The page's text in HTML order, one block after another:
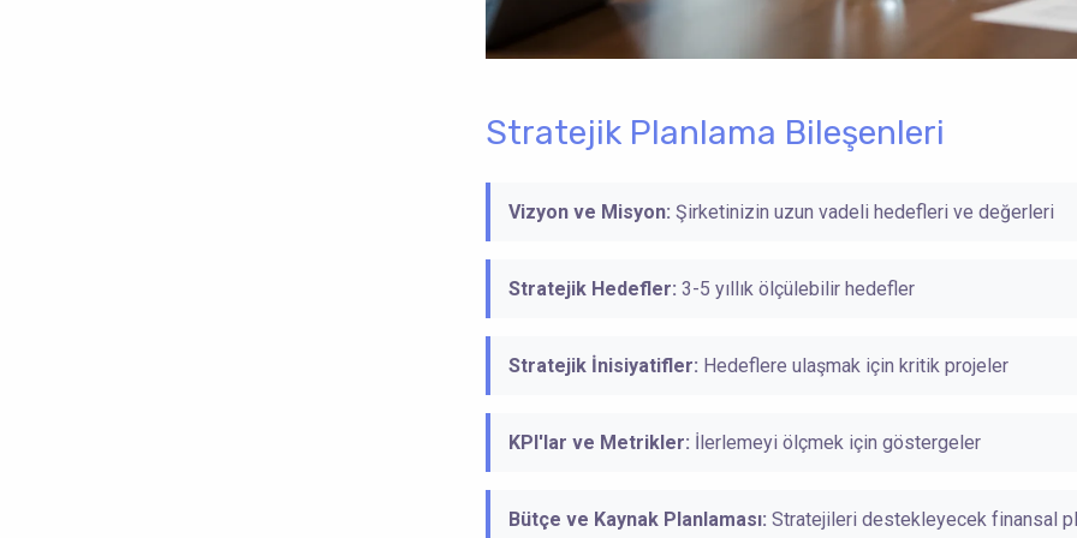
Stratejik Planlama Bileşenleri
Vizyon ve Misyon: Şirketinizin uzun vadeli hedefleri ve değerleri
Stratejik Hedefler: 3-5 yıllık ölçülebilir hedefler
Stratejik İnisiyatifler: Hedeflere ulaşmak için kritik projeler
KPI'lar ve Metrikler: İlerlemeyi ölçmek için göstergeler
Bütçe ve Kaynak Planlaması: Stratejileri destekleyecek finansal